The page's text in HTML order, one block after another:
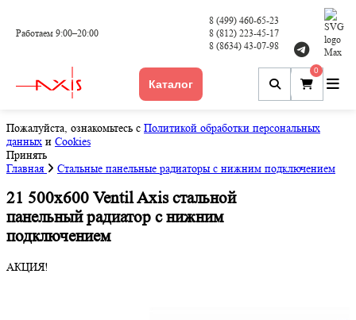
Работаем 9:00–20:00
8 (499) 460-65-23
8 (812) 223-45-17
8 (8634) 43-07-98
Каталог
0
Пожалуйста, ознакомьтесь с Политикой обработки персональных
данных и Cookies
Принять
Главная
Стальные панельные радиаторы с нижним подключением
21 500x600 Ventil Axis стальной
панельный радиатор с нижним
подключением
АКЦИЯ!